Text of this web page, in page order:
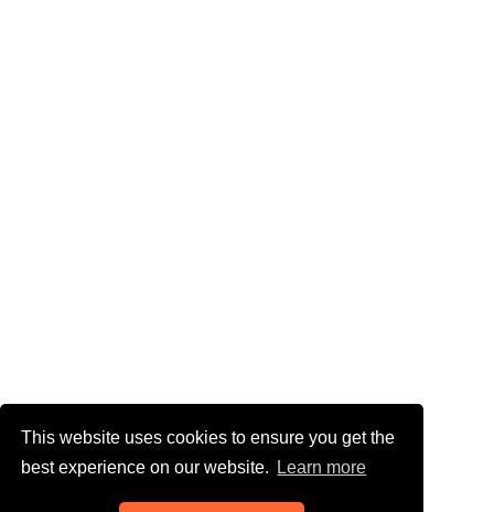
This website uses cookies to ensure you get the
best experience on our website.
Learn more